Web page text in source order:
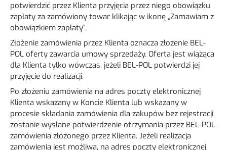
potwierdzić przez Klienta przyjęcia przez niego obowiązku
zapłaty za zamówiony towar klikając w ikonę „Zamawiam z
obowiązkiem zapłaty”.
Złożenie zamówienia przez Klienta oznacza złożenie BEL-
POL oferty zawarcia umowy sprzedaży. Oferta jest wiążąca
dla Klienta tylko wówczas, jeżeli BEL-POL potwierdzi jej
przyjęcie do realizacji.
Po złożeniu zamówienia na adres poczty elektronicznej
Klienta wskazany w Koncie Klienta lub wskazany w
procesie składania zamówienia dla zakupów bez rejestracji
zostanie wysłane potwierdzenie otrzymania przez BEL-POL
zamówienia złożonego przez Klienta. Jeżeli realizacja
zamówienia jest możliwa, na adres poczty elektronicznej